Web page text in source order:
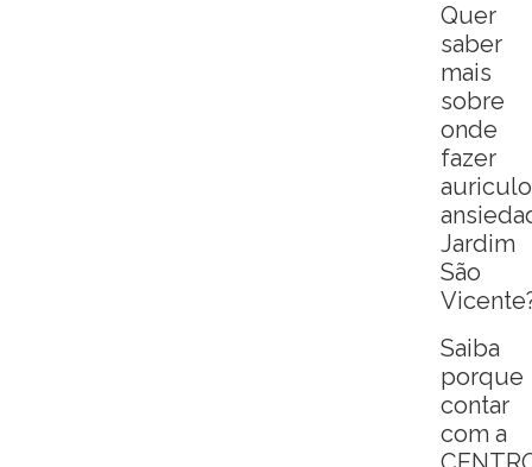
Quer
saber
mais
sobre
onde
fazer
Jardim
São
Saiba
porque
contar
com a